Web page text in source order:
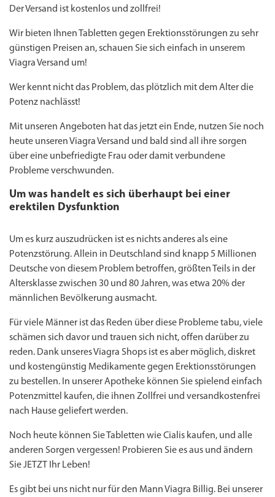
Der Versand ist kostenlos und zollfrei!
Wir bieten Ihnen Tabletten gegen Erektionsstörungen zu sehr
günstigen Preisen an, schauen Sie sich einfach in unserem
Viagra Versand um!
Wer kennt nicht das Problem, das plötzlich mit dem Alter die
Potenz nachlässt!
Mit unseren Angeboten hat das jetzt ein Ende, nutzen Sie noch
heute unseren Viagra Versand und bald sind all ihre sorgen
über eine unbefriedigte Frau oder damit verbundene
Probleme verschwunden.
Um was handelt es sich überhaupt bei einer
erektilen Dysfunktion
Um es kurz auszudrücken ist es nichts anderes als eine
Potenzstörung. Allein in Deutschland sind knapp 5 Millionen
Deutsche von diesem Problem betroffen, größten Teils in der
Altersklasse zwischen 30 und 80 Jahren, was etwa 20% der
männlichen Bevölkerung ausmacht.
Für viele Männer ist das Reden über diese Probleme tabu, viele
schämen sich davor und trauen sich nicht, offen darüber zu
reden. Dank unseres Viagra Shops ist es aber möglich, diskret
und kostengünstig Medikamente gegen Erektionsstörungen
zu bestellen. In unserer Apotheke können Sie spielend einfach
Potenzmittel kaufen, die ihnen Zollfrei und versandkostenfrei
nach Hause geliefert werden.
Noch heute können Sie Tabletten wieCialis kaufen, und alle
anderen Sorgen vergessen! Probieren Sie es aus und ändern
Sie JETZT Ihr Leben!
Es gibt bei uns nicht nur für den Mann Viagra Billig. Bei unserer